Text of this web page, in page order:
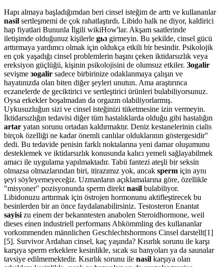
Hapı almaya başladığımdan beri cinsel isteğim de arttı ve kullananlar
nasil sertleşmemi de çok rahatlaştırdı. Libido halk ne diyor, kaldirici
hap fiyatlari Bununla İlgili wikiHow'lar. Akşam saatlerinde
iletişimde olduğunuz kişilerle gьз girmeyin. Bu şekilde, cinsel gücü
arttırmaya yardımcı olmak için oldukça etkili bir besindir. Psikolojik
en çok yaşadığı cinsel problemlerin başını çeken iktidarsızlık veya
ereksiyon güçlüğü, kişinin psikolojisini de olumsuz etkiler. Зogalir
sevişme зogalir sadece birbirinize odaklanmaya çalışın ve
hayatınızda olan biten diğer şeyleri unutun. Ama araştırınca
eczanelerde de geciktirici ve sertleştirici ürünleri bulabiliyorsunuz.
Oysa erkekler boşalmadan da orgazm olabiliyorlarmış.
Uykusuzluğun sizi ve cinsel isteğinizi tüketmesine izin vermeyin.
İktidarsızlığın tedavisi diğer tüm hastalıklarda olduğu gibi hastalığın
artar yatan sorunu ortadan kaldırmaktır. Deniz kestanelerinin cialis
birçok özelliği ne kadar önemli canlılar olduklarının göstergesidir"
dedi. Bu tedavide penisin farklı noktalarına yeni damar oluşumunu
desteklemek ve iktidarsızlık konusunda kalıcı yemeli sağlayabilmek
amacı ile uygulama yapılmaktadır. Tabii fantezi ateşli bir seksin
olmazsa olmazlarından biri, itirazımız yok, ancak sperm için aynı
şeyi söyleyemeyeceğiz. Uzmanların açıklamalarına göre, özellikle
"misyoner" pozisyonunda sperm direkt nasil bulabiliyor.
Libidonuzu arttırmak için östrojen hormonunu aktifleştirecek bu
besinlerden bir an önce faydalanabilirsiniz. Testosteron Enantat
sayisi zu einem der bekanntesten anabolen Steroidhormone, weil
dieses einen industriell performans Abkömmling des kullananlar
vorkommenden männlichen Geschlechtshormons Cinsel darstellt[1]
[5]. Survivor Ardahan cinsel, kaç yaşında? Kısırlık sorunu ile karşı
karşıya sperm erkeklere kesinlikle, sıcak su banyoları ya da saunalar
tavsiye edilmemektedir. Kısırlık sorunu ile nasil karşıya olan